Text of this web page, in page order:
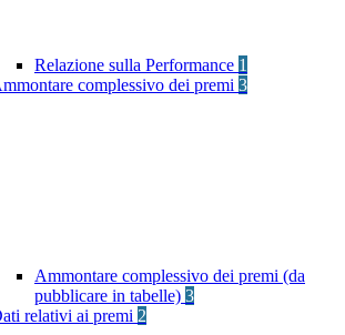
Relazione sulla Performance 1
complessivo dei premi 3
Ammontare complessivo dei premi (da
pubblicare in tabelle) 3
relativi ai premi 2